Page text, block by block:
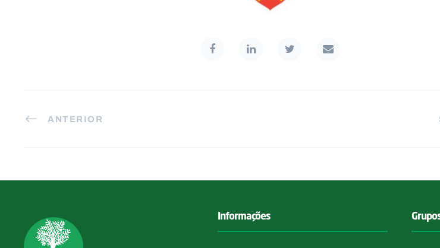
ANTERIOR
Informações